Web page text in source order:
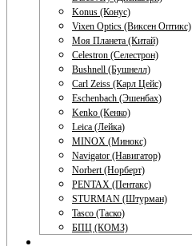
Konus (Конус)
Vixen Optics (Виксен Оптикс)
Моя Планета (Китай)
Celestron (Селестрон)
Bushnell (Бушнелл)
Carl Zeiss (Карл Цейс)
Eschenbach (Эшенбах)
Kenko (Кенко)
Leica (Лейка)
MINOX (Минокс)
Navigator (Навигатор)
Norbert (Норберт)
PENTAX (Пентакс)
STURMAN (Штурман)
Tasco (Таско)
БПЦ (КОМЗ)